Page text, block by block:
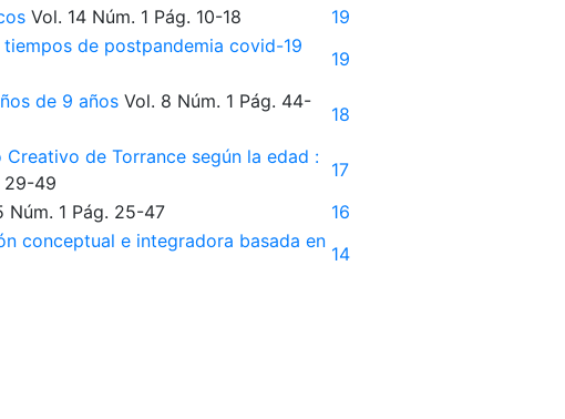
Vol. 14 Núm. 1 Pág. 10-18
19
de postpandemia covid-19
19
de 9 años Vol. 8 Núm. 1 Pág. 44-
18
de Torrance según la edad :
29-49
17
Núm. 1 Pág. 25-47
16
conceptual e integradora basada en
14